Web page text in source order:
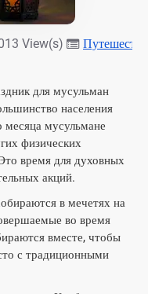
View(s)
для мусульман
населения
месяца мусульмане
физических
время для духовных
акций.
в мечетях на
во время
вместе, чтобы
с традиционными